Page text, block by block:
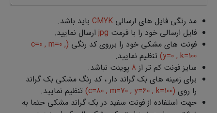
مد رنگی فایل های ارسالیCMYK باید باشد.
فایل ارسالی خود را با فرمت jpg ارسال نمایید.
فونت های مشکی خود را برروی کد رنگی (c=0 , m=0 ,
y=0 , k=100) تنظیم نمایید.
سایز فونت کم تر از 8 پوینت نباشد.
برای زمینه های بک گراند دار ، کد رنگ مشکی بک گراند
را روی (c=80 , m=70 , y=60 , k=100)
تنظیم نمایید.
جهت استفاده از فونت سفید در بک گراند مشکی حتما به